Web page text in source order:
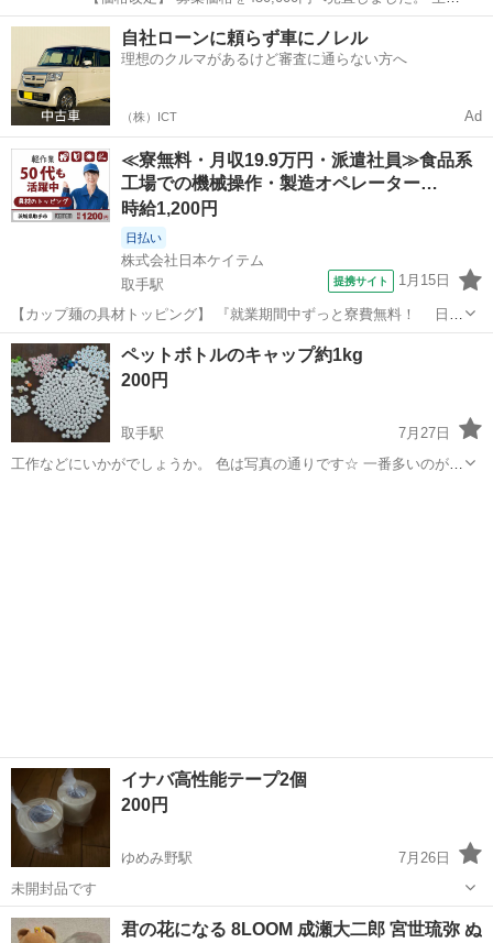
体・サンゴ・ライブロック・機材・管理記録を含む内容と、引取条件
に変更はありません。 当面、こちらの価格で募集します。 ---...
茨城 取手市 取手駅 その他
自社ローンに頼らず車にノレル
理想のクルマがあるけど審査に通らない方へ
（株）ICT Ad
≪寮無料・月収19.9万円・派遣社員≫食品系
工場での機械操作・製造オペレーター…
時給1,200円
日払い
株式会社日本ケイテム
取手駅
提携サイト 1月15日
【カップ麺の具材トッピング】 『就業期間中ずっと寮費無料！ 日勤
専属＆土日休みの軽作業』 #家具家電付き1R完備 #20～50前半活躍中
#赴任交通費支給 #日勤専属 #土日休み #大手食品メーカー #寮～車・
自転車通勤...
茨城 取手市 取手駅 その他
ペットボトルのキャップ約1kg
200円
取手駅
7月27日
工作などにいかがでしょうか。 色は写真の通りです☆ 一番多いのが、
イナバ高性能テープ2個
200円
ゆめみ野駅
7月26日
未開封品です
茨城 取手市 ゆめみ野駅 イナバ
君の花になる 8LOOM 成瀬大二郎 宮世琉弥 ぬ